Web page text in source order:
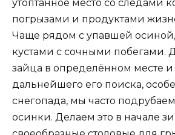
утоптанное место со следами
погрызами и продуктами
Чаще рядом с упавшей
кустами с сочными побегами.
зайца в определённом месте и
дальнейшего его поиска,
снегопада, мы часто
осинки. Делаем это в начале